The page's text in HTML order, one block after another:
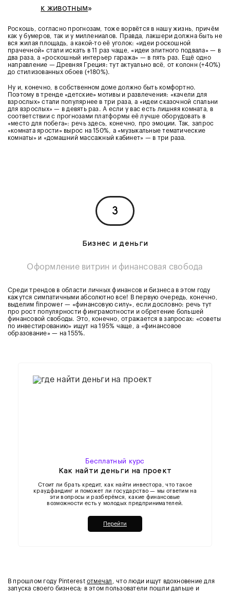
к животным»
Роскошь, согласно прогнозам, тоже ворвётся в нашу жизнь, причём
как у бумеров, так и у миллениалов. Правда, лакшери должна быть не
вся жилая площадь, а какой-то её уголок: «идеи роскошной
прачечной» стали искать в 11 раз чаще, «идеи элитного подвала» — в
два раза, а «роскошный интерьер гаража» — в пять раз. Ещё одно
направление — Древняя Греция: тут актуально всё, от колонн (+40%)
до стилизованных обоев (+180%).
Ну и, конечно, в собственном доме должно быть комфортно.
Поэтому в тренде «детские» мотивы и развлечения: «качели для
взрослых» стали популярнее в три раза, а «идеи сказочной спальни
для взрослых» — в девять раз. А если у вас есть лишняя комната, в
соответствии с прогнозами платформы её лучше оборудовать в
«место для побега»: речь здесь, конечно, про эмоции. Так, запрос
«комната ярости» вырос на 150%, а «музыкальные тематические
комнаты» и «домашний массажный кабинет» — в три раза.
3
Бизнес и деньги
Оформление витрин и финансовая свобода
Среди трендов в области личных финансов и бизнеса в этом году
кажутся симпатичными абсолютно все! В первую очередь, конечно,
выделим finpower — «финансовую силу», если дословно: речь тут
про рост популярности финграмотности и обретение большей
финансовой свободы. Это, конечно, отражается в запросах: «советы
по инвестированию» ищут на 195% чаще, а «финансовое
образование» — на 155%.
Бесплатный курс
Как найти деньги на проект
Стоит ли брать кредит, как найти инвестора, что такое
краудфандинг и поможет ли государство — мы ответим на
эти вопросы и разберёмся, какие финансовые
возможности есть у молодых предпринимателей.
Перейти
В прошлом году Pinterest отмечал
, что люди ищут вдохновение для
запуска своего бизнеса; в этом пользователи пошли дальше и